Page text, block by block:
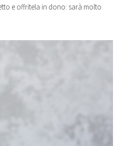
e offritela in dono: sarà molto